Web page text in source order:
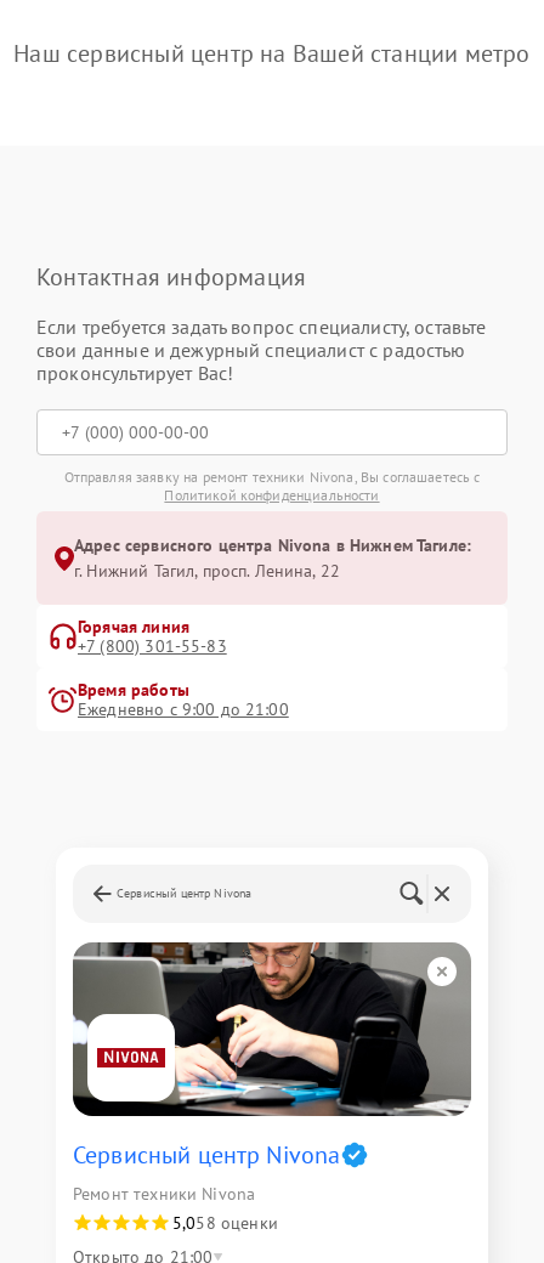
Наш сервисный центр на Вашей станции метро
Контактная информация
Если требуется задать вопрос специалисту, оставьте
свои данные и дежурный специалист с радостью
проконсультирует Вас!
Отправляя заявку на ремонт техники Nivona, Вы соглашаетесь с
Политикой конфиденциальности
Адрес сервисного центра Nivona в Нижнем Тагиле:
г. Нижний Тагил, просп. Ленина, 22
Горячая линия
+7 (800) 301-55-83
Время работы
Ежедневно с 9:00 до 21:00
Сервисный центр Nivona
Сервисный центр Nivona
Ремонт техники Nivona
5,058 оценки
Открыто до 21:00